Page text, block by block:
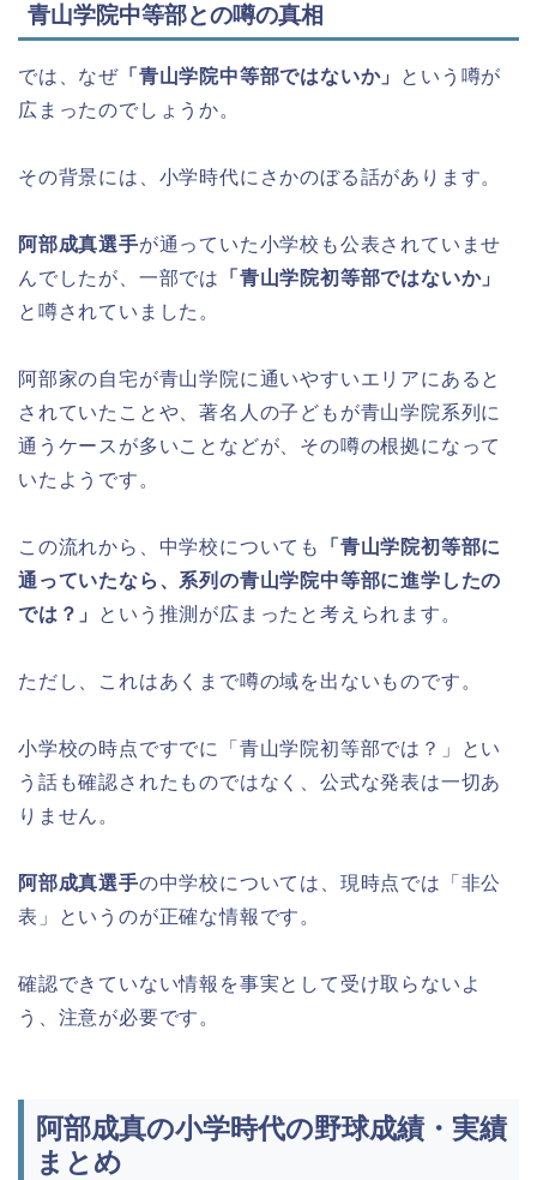
青山学院中等部との噂の真相
では、なぜ 「青山学院中等部ではないか」
という噂が
広まったのでしょうか。
その背景には、小学時代にさかのぼる話があります。
阿部成真選手が通っていた小学校も公表されていませ
んでしたが、一部では
「青山学院初等部ではないか」
と噂されていました。
阿部家の自宅が青山学院に通いやすいエリアにあると
されていたことや、著名人の子どもが青山学院系列に
通うケースが多いことなどが、その噂の根拠になって
いたようです。
この流れから、中学校についても
「青山学院初等部に
通っていたなら、系列の青山学院中等部に進学したの
では？」
という推測が広まったと考えられます。
ただし、これはあくまで噂の域を出ないものです。
小学校の時点ですでに「青山学院初等部では？」とい
う話も確認されたものではなく、公式な発表は一切あ
りません。
阿部成真選手の中学校については、現時点では「非公
表」というのが正確な情報です。
確認できていない情報を事実として受け取らないよ
う、注意が必要です。
阿部成真の小学時代の野球成績・実績
まとめ